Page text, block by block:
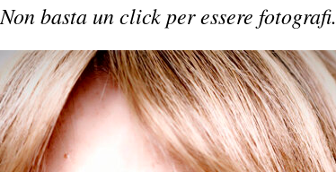
Non basta un click per essere fotografi.